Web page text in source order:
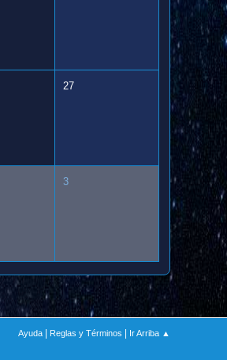
27
3
Ayuda Reglas y Términos Ir Arriba ▲